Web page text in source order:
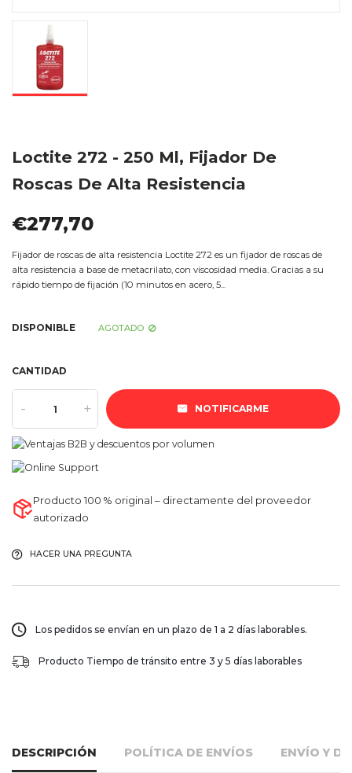
Loctite 272 - 250 Ml, Fijador De
Roscas De Alta Resistencia
€277,70
Fijador de roscas de alta resistencia Loctite 272 es un fijador de roscas de
alta resistencia a base de metacrilato, con viscosidad media. Gracias a su
rápido tiempo de fijación (10 minutos en acero, 5...
DISPONIBLE AGOTADO
CANTIDAD
- + NOTIFICARME
Producto 100 % original – directamente del proveedor
autorizado
HACER UNA PREGUNTA
Los pedidos se envían en un plazo de 1 a 2 días laborables.
Producto Tiempo de tránsito entre 3 y 5 días laborables
DESCRIPCIÓN POLÍTICA DE ENVÍOS ENVÍO Y